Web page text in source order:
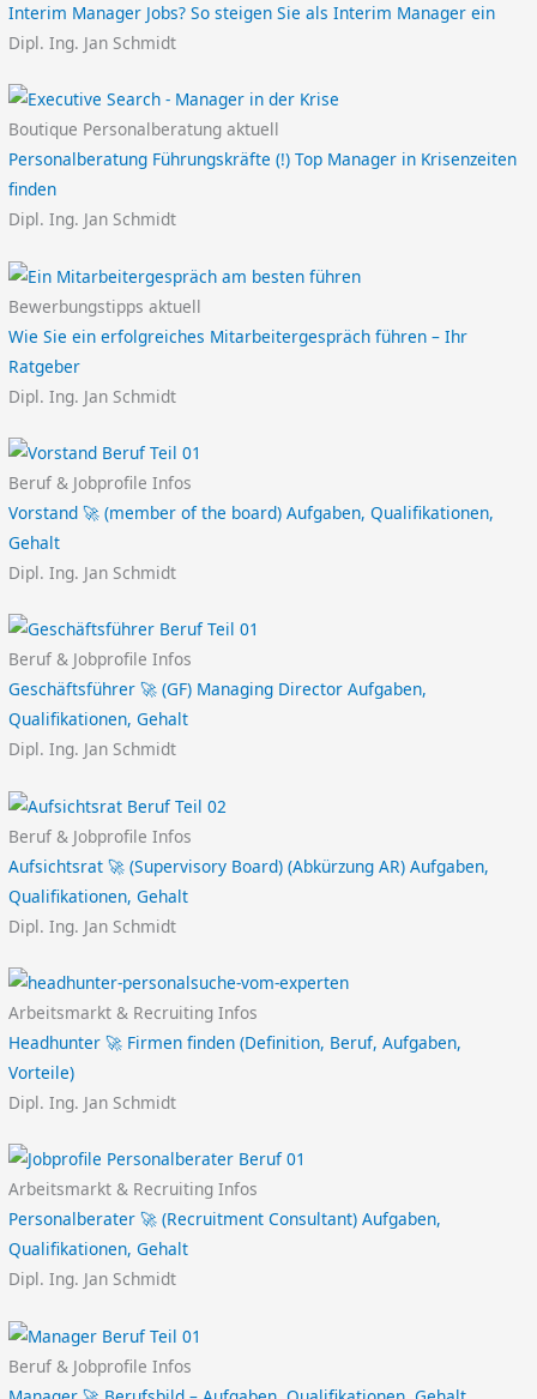
Interim Manager Jobs? So steigen Sie als Interim Manager ein
Dipl. Ing. Jan Schmidt
Boutique Personalberatung aktuell
Personalberatung Führungskräfte (!) Top Manager in Krisenzeiten
finden
Dipl. Ing. Jan Schmidt
Bewerbungstipps aktuell
Wie Sie ein erfolgreiches Mitarbeitergespräch führen – Ihr
Ratgeber
Dipl. Ing. Jan Schmidt
Beruf & Jobprofile Infos
Vorstand 🚀 (member of the board) Aufgaben, Qualifikationen,
Gehalt
Dipl. Ing. Jan Schmidt
Beruf & Jobprofile Infos
Geschäftsführer 🚀 (GF) Managing Director Aufgaben,
Qualifikationen, Gehalt
Dipl. Ing. Jan Schmidt
Beruf & Jobprofile Infos
Aufsichtsrat 🚀 (Supervisory Board) (Abkürzung AR) Aufgaben,
Qualifikationen, Gehalt
Dipl. Ing. Jan Schmidt
Arbeitsmarkt & Recruiting Infos
Headhunter 🚀 Firmen finden (Definition, Beruf, Aufgaben,
Vorteile)
Dipl. Ing. Jan Schmidt
Arbeitsmarkt & Recruiting Infos
Personalberater 🚀 (Recruitment Consultant) Aufgaben,
Qualifikationen, Gehalt
Dipl. Ing. Jan Schmidt
Beruf & Jobprofile Infos